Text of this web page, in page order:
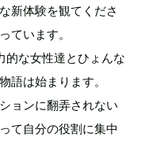
新体験を観てくださ
ています。
的な女性達とひょんな
語は始まります。
ョンに翻弄されない
て自分の役割に集中